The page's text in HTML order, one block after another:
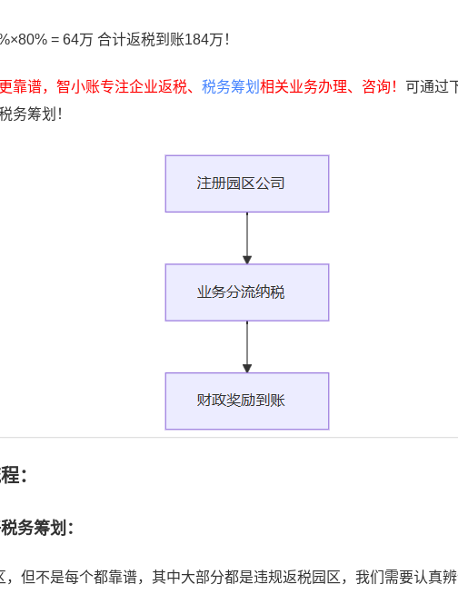
= 64万 合计返税到账184万！
靠谱，智小账专注企业返税、 税务筹划 相关业务办理、咨询！
可通过
务筹划！
：
务筹划：
但不是每个都靠谱，其中大部分都是违规返税园区，我们需要认真辨